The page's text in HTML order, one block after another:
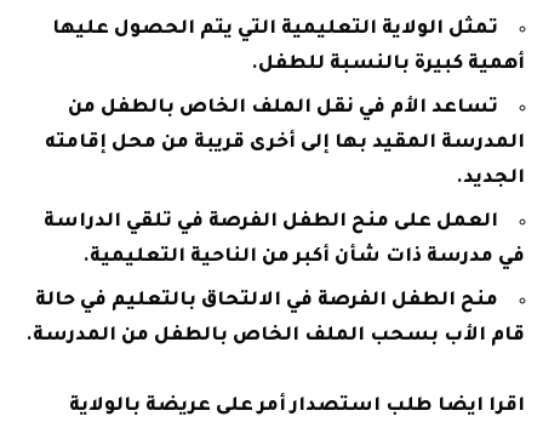
تمثل الولاية التعليمية التي يتم الحصول عليها
أهمية كبيرة بالنسبة للطفل.
تساعد الأم في نقل الملف الخاص بالطفل من
المدرسة المقيد بها إلى أخرى قريبة من محل إقامته
الجديد.
العمل على منح الطفل الفرصة في تلقي الدراسة
في مدرسة ذات شأن أكبر من الناحية التعليمية.
منح الطفل الفرصة في الالتحاق بالتعليم في حالة
قام الأب بسحب الملف الخاص بالطفل من المدرسة.
اقرا ايضا طلب استصدار أمر على عريضة بالولاية